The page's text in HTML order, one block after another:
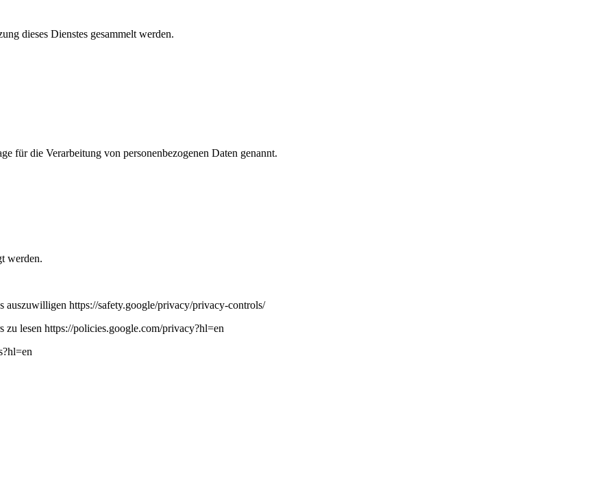
dieses Dienstes gesammelt werden.
für die Verarbeitung von personenbezogenen Daten genannt.
werden.
auszuwilligen https://safety.google/privacy/privacy-controls/
zu lesen https://policies.google.com/privacy?hl=en